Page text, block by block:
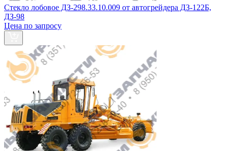
Стекло лобовое ДЗ-298.33.10.009 от автогрейдера ДЗ-122Б,
ДЗ-98
Цена по запросу